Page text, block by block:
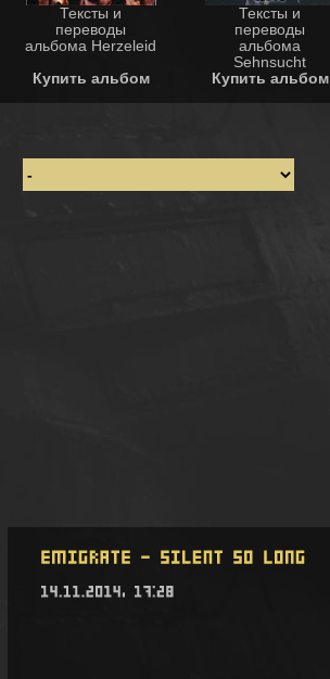
Тексты и
переводы
альбома Herzeleid
Купить альбом
Тексты и
переводы
альбома
Sehnsucht
Купить альбом